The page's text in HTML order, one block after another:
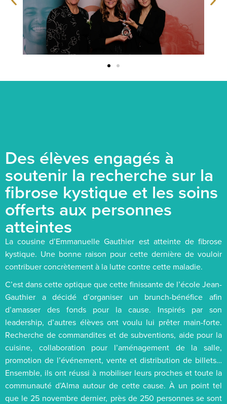
Des élèves engagés à
soutenir la recherche sur la
fibrose kystique et les soins
offerts aux personnes
atteintes
La cousine d’Emmanuelle Gauthier est atteinte de fibrose
kystique. Une bonne raison pour cette dernière de vouloir
contribuer concrètement à la lutte contre cette maladie.
C’est dans cette optique que cette finissante de l’école Jean-
Gauthier a décidé d’organiser un brunch-bénéfice afin
d’amasser des fonds pour la cause. Inspirés par son
leadership, d’autres élèves ont voulu lui prêter main-forte.
Recherche de commandites et de subventions, aide pour la
cuisine, collaboration pour l’aménagement de la salle,
promotion de l’événement, vente et distribution de billets…
Ensemble, ils ont réussi à mobiliser leurs proches et toute la
communauté d’Alma autour de cette cause. À un point tel
que le 25 novembre dernier, près de 250 personnes se sont